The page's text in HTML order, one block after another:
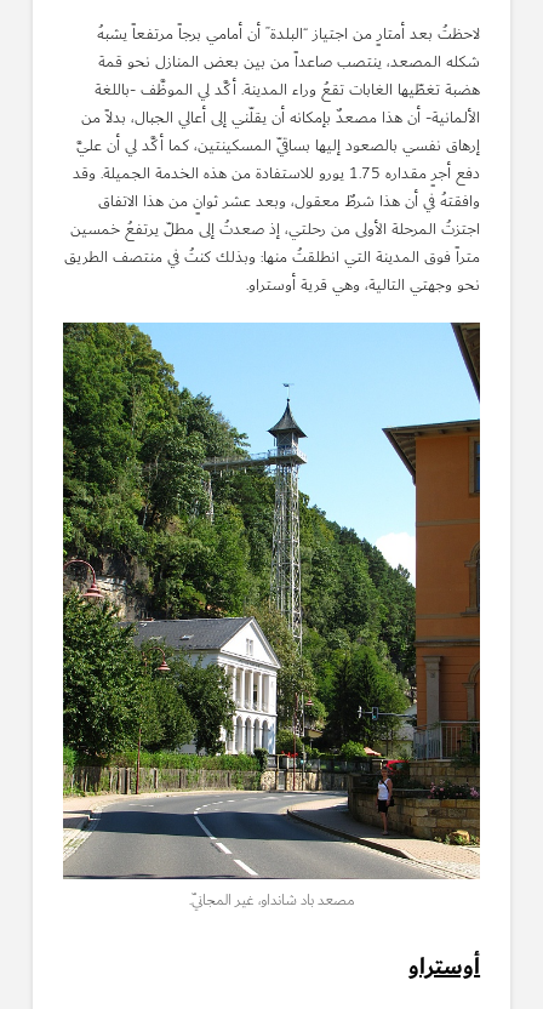
لاحظتُ بعد أمتارٍ من اجتياز “البلدة” أن أمامي برجاً مرتفعاً يشبهُ
شكله المصعد، ينتصب صاعداً من بين بعض المنازل نحو قمة
هضبة تغطّيها الغابات تقعُ وراء المدينة. أكَّد لي الموظَّف -باللغة
الألمانية- أن هذا مصعدٌ بإمكانه أن يقلّني إلى أعالي الجبال، بدلاً من
إرهاق نفسي بالصعود إليها بساقيّ المسكينتين، كما أكَّد لي أن عليَّ
دفع أجرٍ مقداره 1.75 يورو للاستفادة من هذه الخدمة الجميلة. وقد
وافقتهُ في أن هذا شرطٌ معقول، وبعد عشر ثوانٍ من هذا الاتفاق
اجتزتُ المرحلة الأولى من رحلتي، إذ صعدتُ إلى مطلّ يرتفعُ خمسين
متراً فوق المدينة التي انطلقتُ منها: وبذلك كنتُ في منتصف الطريق
نحو وجهتي التالية، وهي قرية أوستراو.
مصعد باد شانداو، غير المجانيّ.
أوستراو